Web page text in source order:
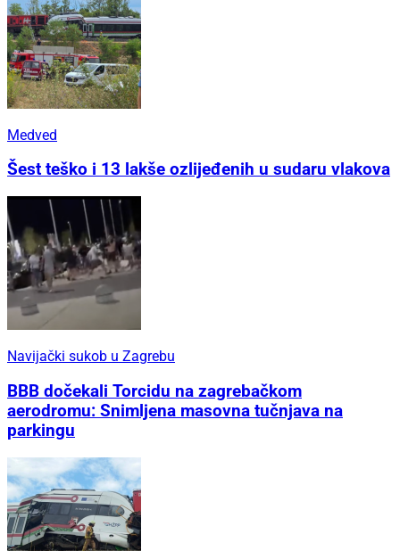
Medved
Šest teško i 13 lakše ozlijeđenih u sudaru vlakova
Navijački sukob u Zagrebu
BBB dočekali Torcidu na zagrebačkom
aerodromu: Snimljena masovna tučnjava na
parkingu